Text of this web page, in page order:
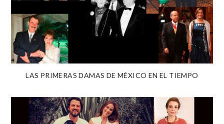
LAS PRIMERAS DAMAS DE MÉXICO EN EL TIEMPO